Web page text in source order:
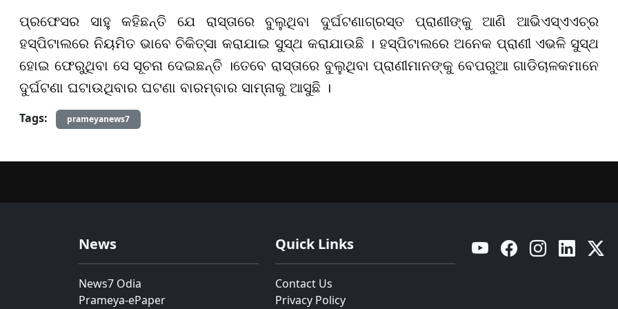
ପ୍ରଫେସର ସାହୁ କହିଛନ୍ତି ଯେ ରାସ୍ତାରେ ବୁଲୁଥିବା ଦୁର୍ଘଟଣାଗ୍ରସ୍ତ ପ୍ରାଣୀଙ୍କୁ ଆଣି ଆଭିଏସ୍ଏଏଚ୍ର
ହସ୍ପିଟାଲରେ ନିୟମିତ ଭାବେ ଚିକିତ୍ସା କରାଯାଇ ସୁସ୍ଥ କରାଯାଉଛି । ହସ୍ପିଟାଲରେ ଅନେକ ପ୍ରାଣୀ ଏଭଳି ସୁସ୍ଥ
ହୋଇ ଫେରୁଥିବା ସେ ସୂଚନା ଦେଇଛନ୍ତି ।ତେବେ ରାସ୍ତାରେ ବୁଲୁଥିବା ପ୍ରାଣୀମାନଙ୍କୁ ବେପରୁଆ ଗାଡିଚାଳକମାନେ
ଦୁର୍ଘଟଣା ଘଟାଉଥିବାର ଘଟଣା ବାରମ୍ବାର ସାମ୍ନାକୁ ଆସୁଛି ।
Tags:
prameyanews7
News
News7 Odia
Prameya-ePaper
Quick Links
Contact Us
Privacy Policy
YouTube Facebook Instagram